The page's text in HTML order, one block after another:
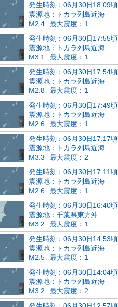
発生時刻：06月30日18:09頃
震源地：トカラ列島近海
M2.4
最大震度：1
発生時刻：06月30日17:55頃
震源地：トカラ列島近海
M3.1
最大震度：1
発生時刻：06月30日17:54頃
震源地：トカラ列島近海
M2.8
最大震度：1
発生時刻：06月30日17:49頃
震源地：トカラ列島近海
M2.6
最大震度：1
発生時刻：06月30日17:17頃
震源地：トカラ列島近海
M3.3
最大震度：2
発生時刻：06月30日17:11頃
震源地：トカラ列島近海
M2.6
最大震度：1
発生時刻：06月30日16:40頃
震源地：千葉県東方沖
M3.2
最大震度：1
発生時刻：06月30日14:53頃
震源地：トカラ列島近海
M2.5
最大震度：1
発生時刻：06月30日14:04頃
震源地：トカラ列島近海
M3.2
最大震度：2
発生時刻：06月30日12:57頃